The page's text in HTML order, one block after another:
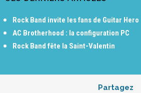
Rock Band invite les fans de Guitar Hero
AC Brotherhood : la configuration PC
Rock Band fête la Saint-Valentin
Partagez